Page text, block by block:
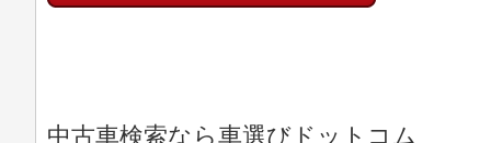
中古車検索なら車選びドットコム